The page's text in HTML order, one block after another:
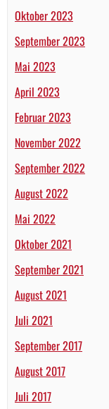
Oktober 2023
September 2023
Mai 2023
April 2023
Februar 2023
November 2022
September 2022
August 2022
Mai 2022
Oktober 2021
September 2021
August 2021
Juli 2021
September 2017
August 2017
Juli 2017